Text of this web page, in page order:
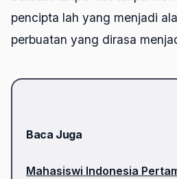
pencipta lah yang menjadi
perbuatan yang dirasa
Baca Juga
Mahasiswi Indonesia